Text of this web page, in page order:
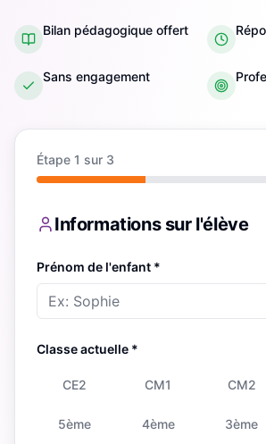
Bilan pédagogique offert
Sans engagement
Étape 1 sur 3
Informations sur l'élève
Prénom de l'enfant *
Classe actuelle *
CE2 CM1 CM2
5ème 4ème 3ème